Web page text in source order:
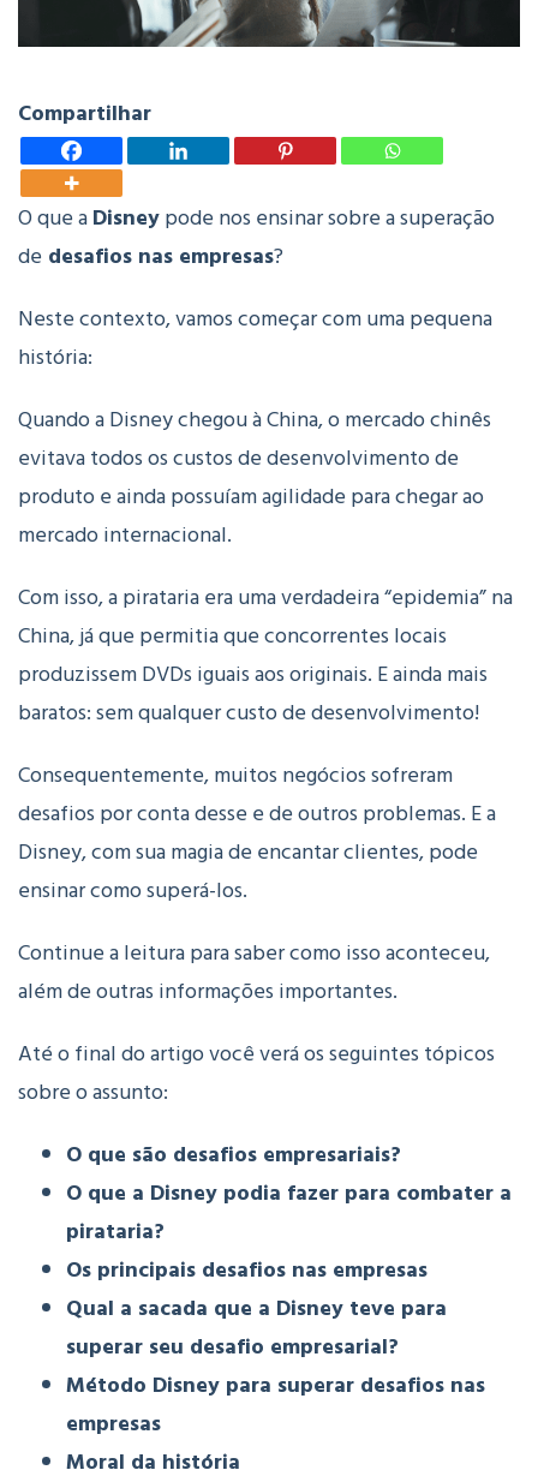
Compartilhar
O que aDisneypode nos ensinar sobre a superação
de desafios nas empresas?
Neste contexto, vamos começar com uma pequena
história:
Quando a Disney chegou à China, o mercado chinês
evitava todos os custos de desenvolvimento de
produto e ainda possuíam agilidade para chegar ao
mercado internacional.
Com isso, a pirataria era uma verdadeira “epidemia” na
China, já que permitia que concorrentes locais
produzissem DVDs iguais aos originais. E ainda mais
baratos: sem qualquer custo de desenvolvimento!
Consequentemente, muitos negócios sofreram
desafios por conta desse e de outros problemas. E a
Disney, com sua magia de encantar clientes, pode
ensinar como superá-los.
Continue a leitura para saber como isso aconteceu,
além de outras informações importantes.
Até o final do artigo você verá os seguintes tópicos
sobre o assunto:
O que são desafios empresariais?
O que a Disney podia fazer para combater a
pirataria?
Os principais desafios nas empresas
Qual a sacada que a Disney teve para
superar seu desafio empresarial?
Método Disney para superar desafios nas
empresas
Moral da história